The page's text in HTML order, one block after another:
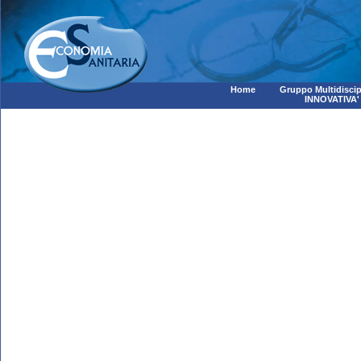
Home
Gruppo
INNOVATIVA'